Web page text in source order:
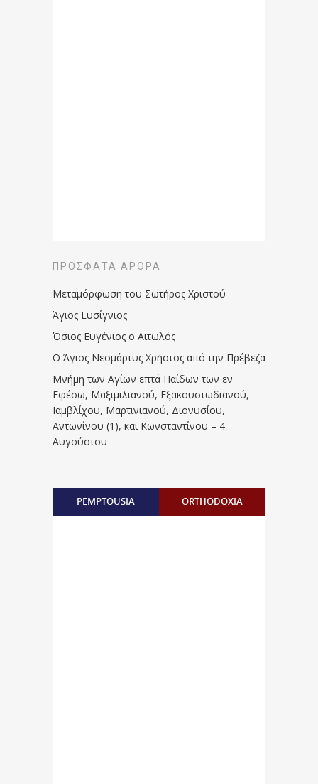
ΠΡΌΣΦΑΤΑ ΆΡΘΡΑ
Μεταμόρφωση του Σωτήρος Χριστού
Άγιος Ευσίγνιος
Όσιος Ευγένιος ο Αιτωλός
Ο Άγιος Νεομάρτυς Χρήστος από την Πρέβεζα
Μνήμη των Aγίων επτά Παίδων των εν
Eφέσω, Mαξιμιλιανού, Eξακουστωδιανού,
Iαμβλίχου, Mαρτινιανού, Διονυσίου,
Aντωνίνου (1), και Kωνσταντίνου – 4
Αυγούστου
PEMPTOUSIA ORTHODOXIA